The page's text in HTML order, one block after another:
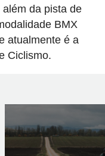
da pista de
BMX
atualmente é a
Ciclismo.